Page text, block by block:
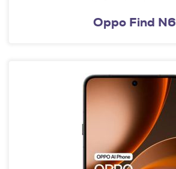
Oppo Find N6